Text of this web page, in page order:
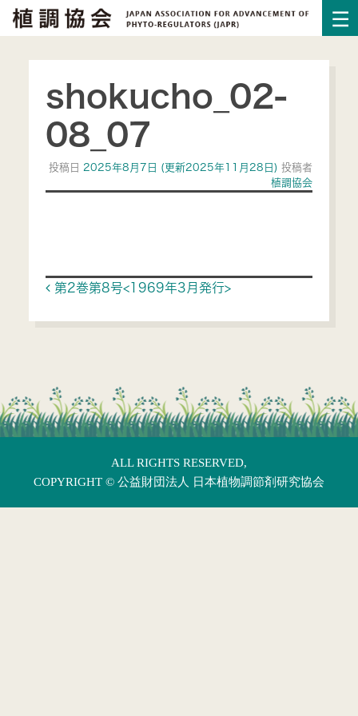
shokucho_02-
08_07
投稿日 2025年8月7日 (更新2025年11月28日)投稿者
植調協会
Post navigation
第2巻第8号<1969年3月発行>
ALL RIGHTS RESERVED,
COPYRIGHT © 公益財団法人 日本植物調節剤研究協会